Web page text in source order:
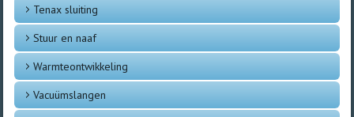
Tenax sluiting
Stuur en naaf
Warmteontwikkeling
Vacuümslangen